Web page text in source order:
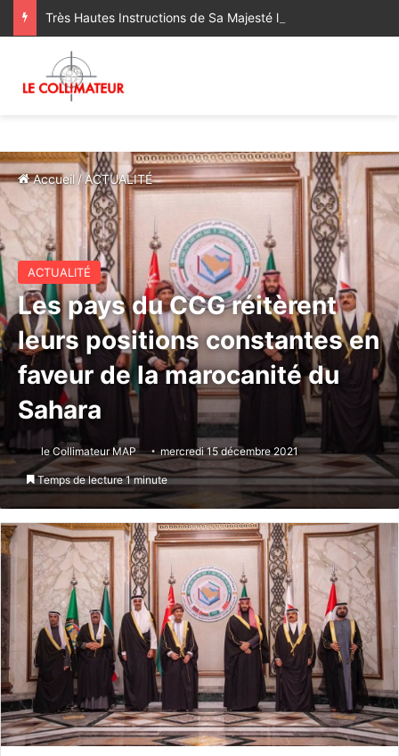
Accueil / ACTUALITÉ
ACTUALITÉ
Les pays du CCG réitèrent
leurs positions constantes en
faveur de la marocanité du
Sahara
le Collimateur MAP mercredi 15 décembre 2021
Temps de lecture 1 minute